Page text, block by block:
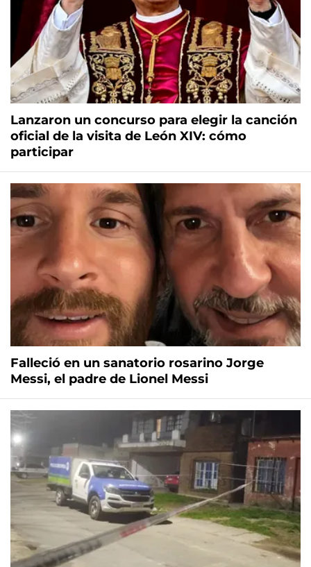
Lanzaron un concurso para elegir la canción
oficial de la visita de León XIV: cómo
participar
Falleció en un sanatorio rosarino Jorge
Messi, el padre de Lionel Messi